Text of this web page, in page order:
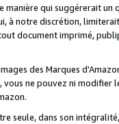
manière qui suggérerait
à notre discrétion,
document imprimé,
des Marques
vous ne pouvez ni
seule, dans son